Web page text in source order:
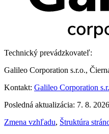
Technický prevádzkovateľ:
Galileo Corporation s.r.o.,
Kontakt: Galileo Corporation
Posledná aktualizácia: 7. 8. 2026
Zmena vzhľadu, Štruktúra